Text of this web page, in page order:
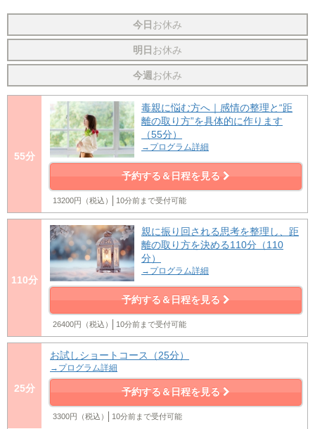
今日 お休み
明日 お休み
今週 お休み
55分
毒親に悩む方へ｜感情の整理と“距
離の取り方”を具体的に作ります
（55分）
→プログラム詳細
予約する＆日程を見る
13200円（税込） 10分前まで受付可能
110分
親に振り回される思考を整理し、距
離の取り方を決める110分（110
分）
→プログラム詳細
予約する＆日程を見る
26400円（税込） 10分前まで受付可能
25分
お試しショートコース（25分）
→プログラム詳細
予約する＆日程を見る
3300円（税込） 10分前まで受付可能